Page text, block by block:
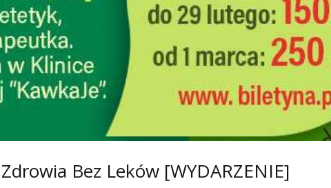
Bez Leków [WYDARZENIE]